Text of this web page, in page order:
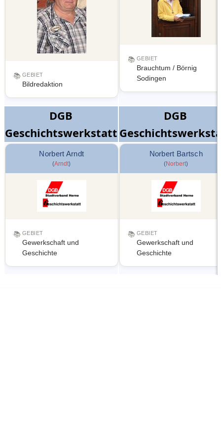
📚 GEBIET
Bildredaktion
📚 GEBIET
Brauchtum / Börnig
Sodingen
DGB
Geschichtswerkstatt
DGB
Norbert Arndt
(Arndt)
📚 GEBIET
Gewerkschaft und
Geschichte
Norbert Bartsch
(Norbert)
📚 GEBIET
Gewerkschaft und
Geschichte